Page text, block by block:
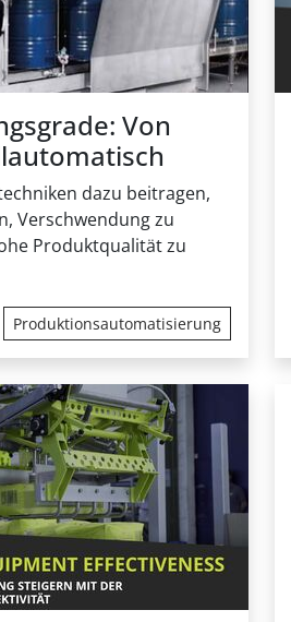
Von
dazu beitragen,
Verschwendung zu
Produktqualität zu
Produktionsautomatisierung